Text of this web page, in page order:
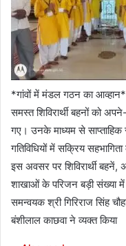
*गांवों में मंडल गठन का आव्हान*
समस्त शिविरार्थी बहनों को
गए। उनके माध्यम से साप्ताहिक
गतिविधियों में सक्रिय
इस अवसर पर शिविरार्थी
शाखाओं के परिजन बड़ी संख्या
समन्वयक श्री गिरिराज सिंह
बंशीलाल काछवा ने व्यक्त किया